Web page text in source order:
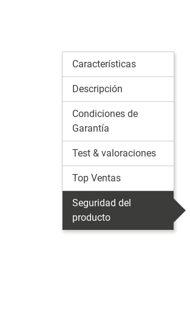
Características
Descripción
Condiciones de
Garantía
Test & valoraciones
Top Ventas
Seguridad del
producto